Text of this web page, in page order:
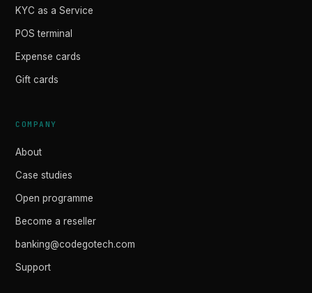
KYC as a Service
POS terminal
Expense cards
Gift cards
COMPANY
About
Case studies
Open programme
Become a reseller
banking@codegotech.com
Support